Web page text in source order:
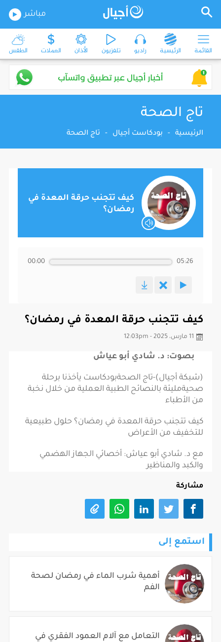
مباشر
القائمة الرئيسية راديو تلفزيون الأذان العملات الطقس
تاج الصحة
الرئيسية - بودكاست أجيال - تاج الصحة
كيف تتجنب حرقة المعدة في
رمضان؟
00:00 05:26
كيف تتجنب حرقة المعدة في رمضان؟
11 مارس، 2025 - 12:03pm
بصوت: د. شادي أبو عياش
(شبكة أجيال)-تاج الصحةبودكاست يأخذنا برحلة
صحيةمليئة بالنصائح الطبية العملية من خلال نخبة
من الأطباء
كيف تتجنب حرقة المعدة في رمضان؟ حلول طبيعية
للتخفيف من الأعراض
مع د. شادي أبو عياش: أخصائي الجهاز الهضمي
والكبد والمناظير
مشاركة
استمع إلى
أهمية شرب الماء في رمضان لصحة
الفم
التعامل مع آلام العمود الفقري في